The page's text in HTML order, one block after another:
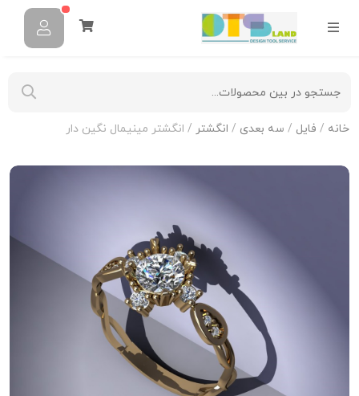
خانه / فایل / سه بعدی / انگشتر / انگشتر مینیمال نگین دار